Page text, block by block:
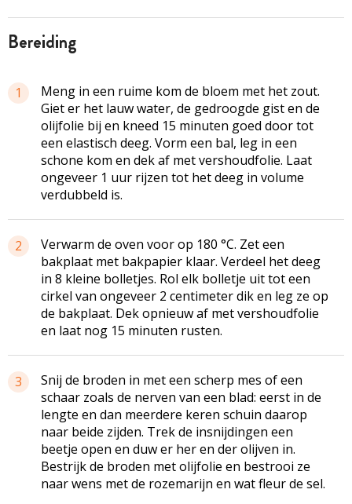
bereiding
1
Meng in een ruime kom de bloem met het zout.
Giet er het lauw water, de gedroogde gist en de
olijfolie bij en kneed 15 minuten goed door tot
een elastisch deeg. Vorm een bal, leg in een
schone kom en dek af met vershoudfolie. Laat
ongeveer 1 uur rijzen tot het deeg in volume
verdubbeld is.
2
Verwarm de oven voor op 180 °C. Zet een
bakplaat met bakpapier klaar. Verdeel het deeg
in 8 kleine bolletjes. Rol elk bolletje uit tot een
cirkel van ongeveer 2 centimeter dik en leg ze op
de bakplaat. Dek opnieuw af met vershoudfolie
en laat nog 15 minuten rusten.
3
Snij de broden in met een scherp mes of een
schaar zoals de nerven van een blad: eerst in de
lengte en dan meerdere keren schuin daarop
naar beide zijden. Trek de insnijdingen een
beetje open en duw er her en der olijven in.
Bestrijk de broden met olijfolie en bestrooi ze
naar wens met de rozemarijn en wat fleur de sel.